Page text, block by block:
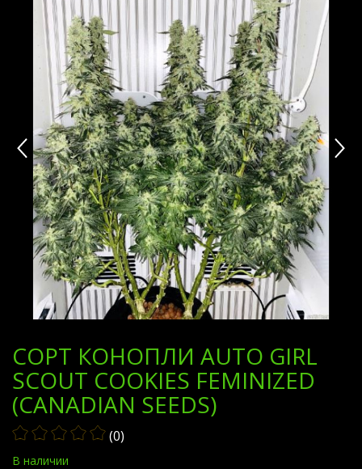
СОРТ КОНОПЛИ AUTO GIRL
SCOUT COOKIES FEMINIZED
(CANADIAN SEEDS)
(0)
В наличии